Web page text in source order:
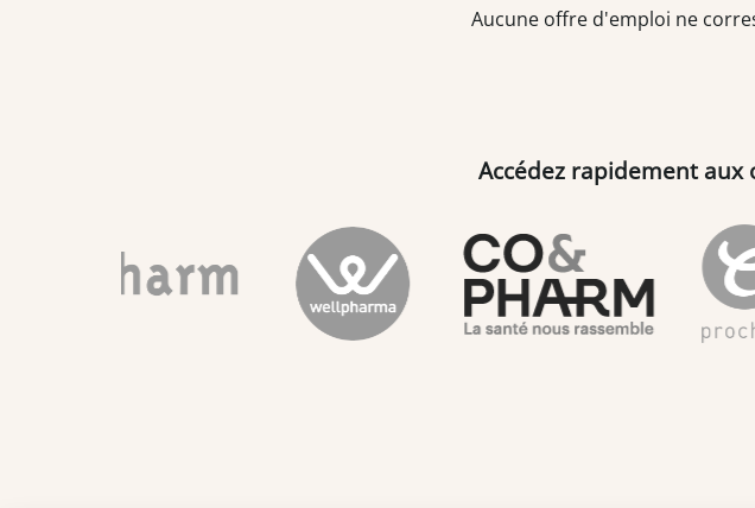
Aucune offre d'emploi ne
Accédez rapidement